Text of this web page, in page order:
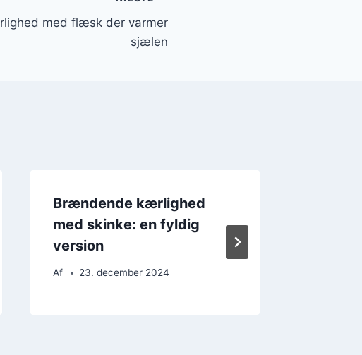
med flæsk der varmer
sjælen
Brændende kærlighed
med skinke: en fyldig
version
Af 23. december 2024